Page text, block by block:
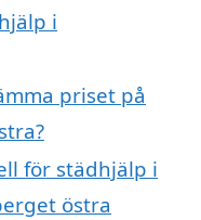
i
priset på
för städhjälp i
östra